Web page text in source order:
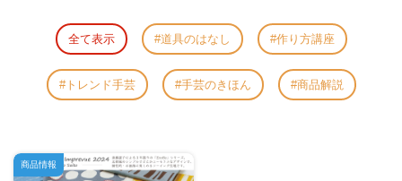
全て表示 道具のはなし 作り方講座
トレンド手芸 手芸のきほん 商品解説
商品情報